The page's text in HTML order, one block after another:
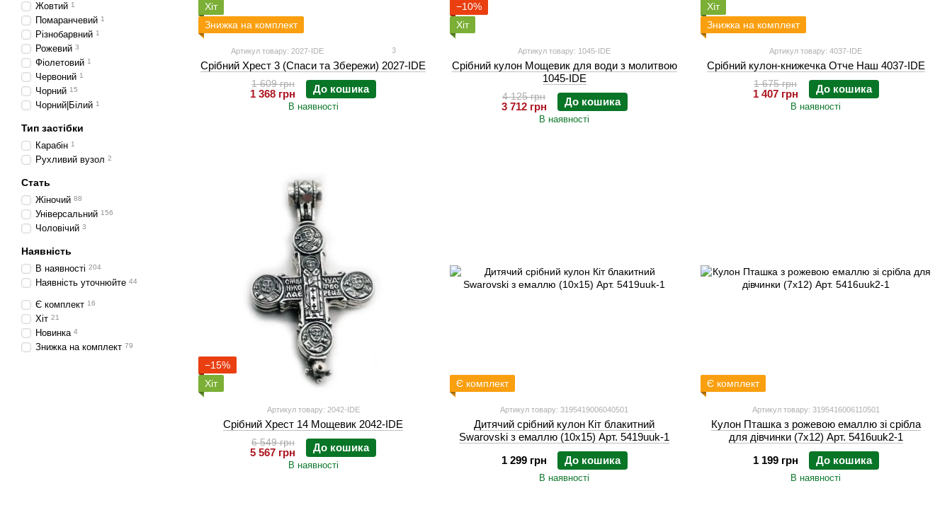
Хіт
Знижка на комплект
Артикул товару: 2027-IDE 3
Срібний Хрест 3 (Спаси та Збережи) 2027-IDE
1 609 грн
1 368 грн До кошика
В наявності
−10%
Хіт
Артикул товару: 1045-IDE
Срібний кулон Мощевик для води з молитвою
1045-IDE
4 125 грн
3 712 грн До кошика
В наявності
Хіт
Знижка на комплект
Артикул товару: 4037-IDE
Срібний кулон-книжечка Отче Наш 4037-IDE
1 675 грн
1 407 грн До кошика
В наявності
−15%
Хіт
Артикул товару: 2042-IDE
Срібний Хрест 14 Мощевик 2042-IDE
6 549 грн
5 567 грн До кошика
В наявності
Є комплект
Артикул товару: 3195419006040501
Дитячий срібний кулон Кіт блакитний
Swarovski з емаллю (10х15) Арт. 5419uuk-1
1 299 грн
До кошика
В наявності
Є комплект
Артикул товару: 3195416006110501
Кулон Пташка з рожевою емаллю зі срібла
для дівчинки (7х12) Арт. 5416uuk2-1
1 199 грн
До кошика
В наявності
Жовтий 1
Помаранчевий 1
Різнобарвний 1
Рожевий 3
Фіолетовий 1
Червоний 1
Чорний 15
Чорний|Білий 1
Тип застібки
Карабін 1
Рухливий вузол 2
Стать
Жіночий 88
Універсальний 156
Чоловічий 3
Наявність
В наявності 204
Наявність уточнюйте 44
Є комплект 16
Хіт 21
Новинка 4
Знижка на комплект 79